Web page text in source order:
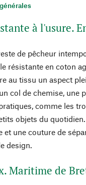
à l'usure.
de pêcheur
résistante en coton
au tissu un aspect
col de chemise, une
comme les
objets du
et une couture de
design.
Maritime de